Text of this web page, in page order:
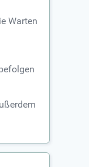
Warten